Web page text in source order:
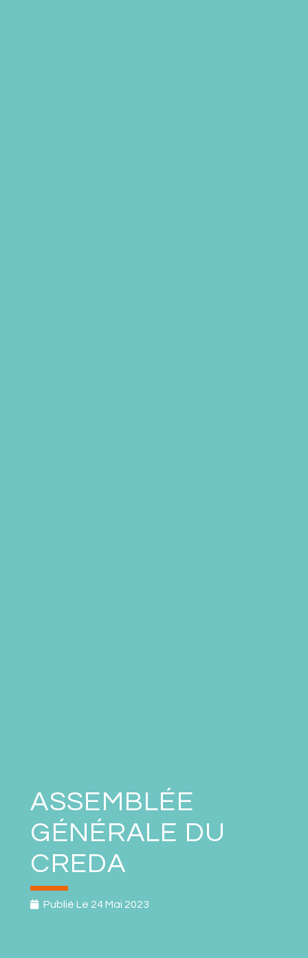
ASSEMBLÉE
GÉNÉRALE DU
CREDA
Publié Le 24 Mai 2023